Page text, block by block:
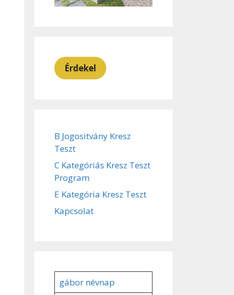
Érdekel
B Jogositvány Kresz
Teszt
C Kategóriás Kresz Teszt
Program
E Kategória Kresz Teszt
Kapcsolat
gábor névnap